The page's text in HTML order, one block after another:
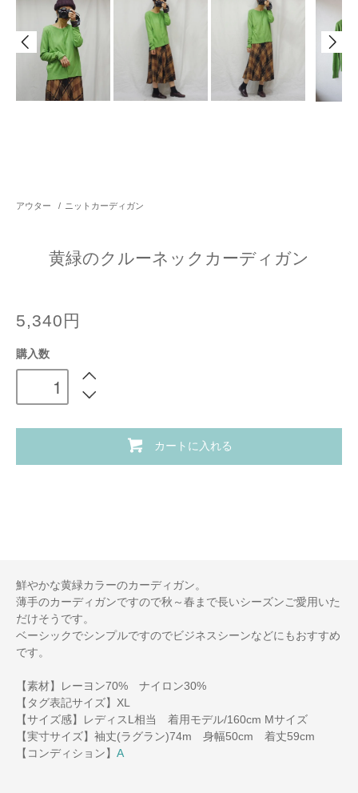
アウター / ニットカーディガン
黄緑のクルーネックカーディガン
5,340円
購入数
カートに入れる
鮮やかな黄緑カラーのカーディガン。
薄手のカーディガンですので秋～春まで長いシーズンご愛用いた
だけそうです。
ベーシックでシンプルですのでビジネスシーンなどにもおすすめ
です。
【素材】レーヨン70% ナイロン30%
【タグ表記サイズ】XL
【サイズ感】レディスL相当 着用モデル/160cm Mサイズ
【実寸サイズ】袖丈(ラグラン)74m 身幅50cm 着丈59cm
【コンディション】 A